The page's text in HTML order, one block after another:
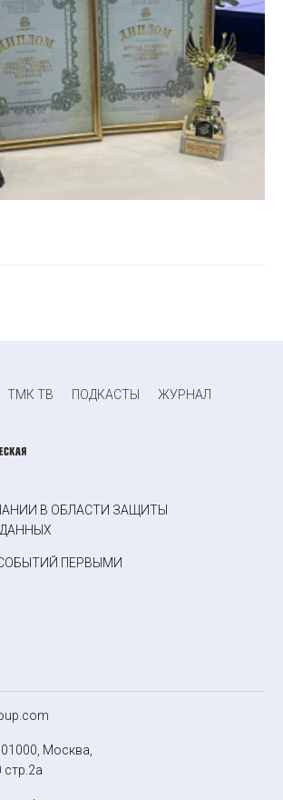
ТМК ТВ ПОДКАСТЫ ЖУРНАЛ
В ОБЛАСТИ ЗАЩИТЫ
ПЕРВЫМИ
Москва,
стр.2а